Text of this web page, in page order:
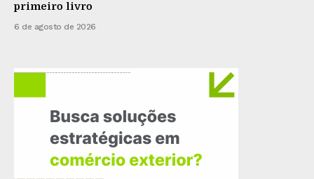
primeiro livro
6 de agosto de 2026